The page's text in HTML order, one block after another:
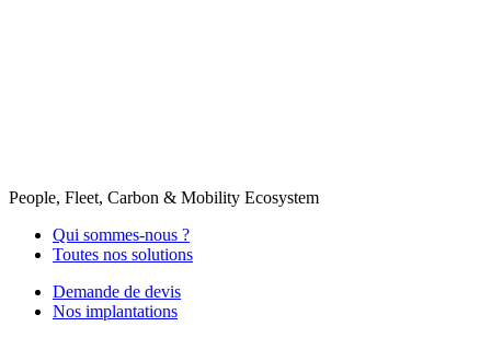
People, Fleet, Carbon & Mobility Ecosystem
Qui sommes-nous ?
Toutes nos solutions
Demande de devis
Nos implantations